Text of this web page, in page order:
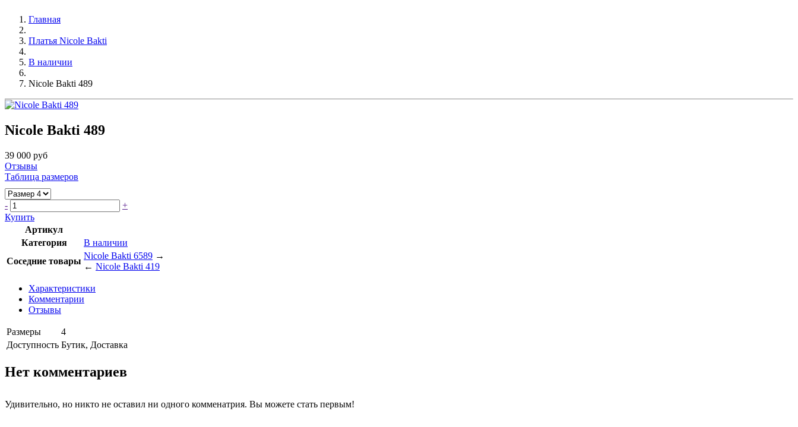
Главная
Платья Nicole Bakti
В наличии
Nicole Bakti 489
Nicole Bakti 489
39 000 руб
Отзывы
Таблица размеров
-
+
Купить
Артикул
Категория
В наличии
Соседние товары
Nicole Bakti 6589 →
← Nicole Bakti 419
Характеристики
Комментарии
Отзывы
Размеры
4
Доступность Бутик, Доставка
Нет комментариев
Удивительно, но никто не оставил ни одного комменатрия. Вы можете стать первым!